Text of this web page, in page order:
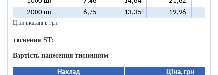
2000 шт
6,75 13,35 19,96
Ціни вказані в грн.
тиснення ST:
Вартість нанесення тисненням
Наклад
Ціна, грн